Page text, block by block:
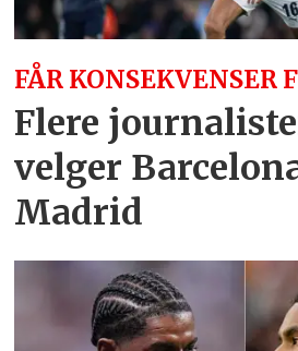
FÅR KONSEKVENSER
Flere
velger
Madrid